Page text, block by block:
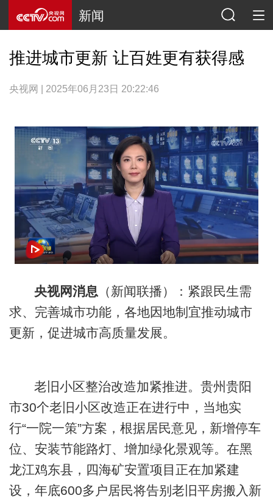
新闻
推进城市更新 让百姓更有获得感
央视网 | 2025年06月23日 20:22:46
央视网消息 （新闻联播）：紧跟民生需
求、完善城市功能，各地因地制宜推动城市
更新，促进城市高质量发展。
老旧小区整治改造加紧推进。贵州贵阳
市30个老旧小区改造正在进行中，当地实
行“一院一策”方案，根据居民意见，新增停车
位、安装节能路灯、增加绿化景观等。在黑
龙江鸡东县，四海矿安置项目正在加紧建
设，年底600多户居民将告别老旧平房搬入新